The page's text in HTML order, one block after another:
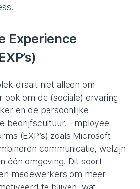
Experience
draait niet alleen om
ook om de (sociale) ervaring
en de persoonlijke
bedrijfscultuur. Employee
(EXP’s) zoals Microsoft
communicatie, welzijn
één omgeving. Dit soort
medewerkers om meer
te blijven, wat